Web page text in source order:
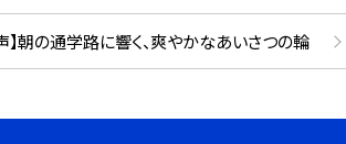
】朝の通学路に響く、爽やかなあいさつの輪